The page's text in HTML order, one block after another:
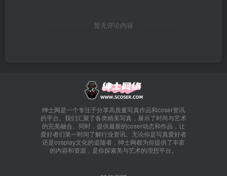
暂无评论内容
绅士网是一个专注于分享高质量写真作品和coser资讯
的平台。我们汇聚了各类精美写真，展示了时尚与艺术
的完美融合。同时，提供最新的coser动态和作品，让
爱好者们第一时间了解行业资讯。无论你是写真爱好者
还是cosplay文化的追随者，绅士网都为你提供了丰富
的内容和资源，是你探索美与艺术的理想平台。